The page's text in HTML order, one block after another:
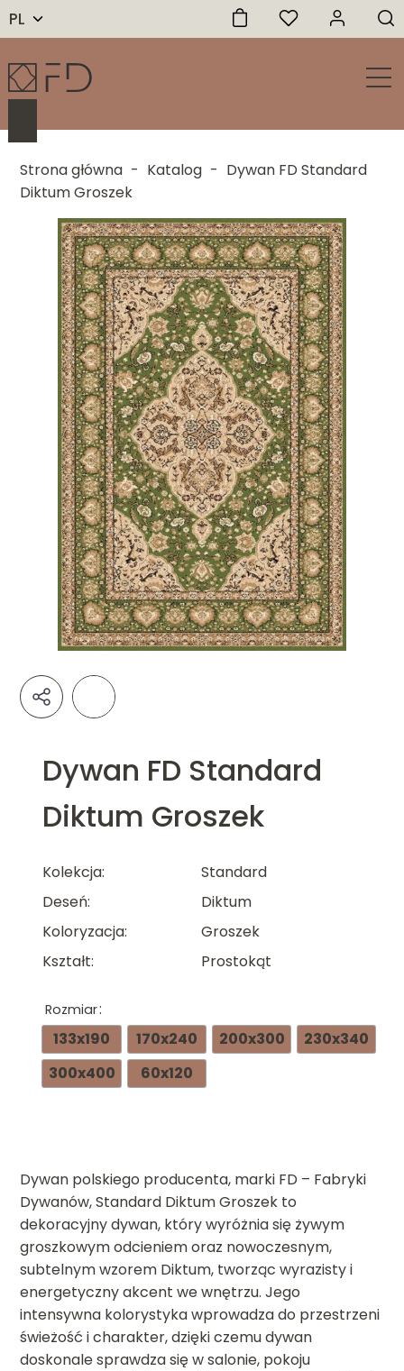
PL
Strona główna - Katalog - Dywan FD Standard
Diktum Groszek
Dywan FD Standard
Diktum Groszek
Kolekcja
Standard
Deseń
Diktum
Koloryzacja
Groszek
Kształt
Prostokąt
Rozmiar
133x190 170x240 200x300
230x340
300x400
60x120
Dywan polskiego producenta, marki FD – Fabryki
Dywanów, Standard Diktum Groszek to
dekoracyjny dywan, który wyróżnia się żywym
groszkowym odcieniem oraz nowoczesnym,
subtelnym wzorem Diktum, tworząc wyrazisty i
energetyczny akcent we wnętrzu. Jego
intensywna kolorystyka wprowadza do przestrzeni
świeżość i charakter, dzięki czemu dywan
doskonale sprawdza się w salonie, pokoju